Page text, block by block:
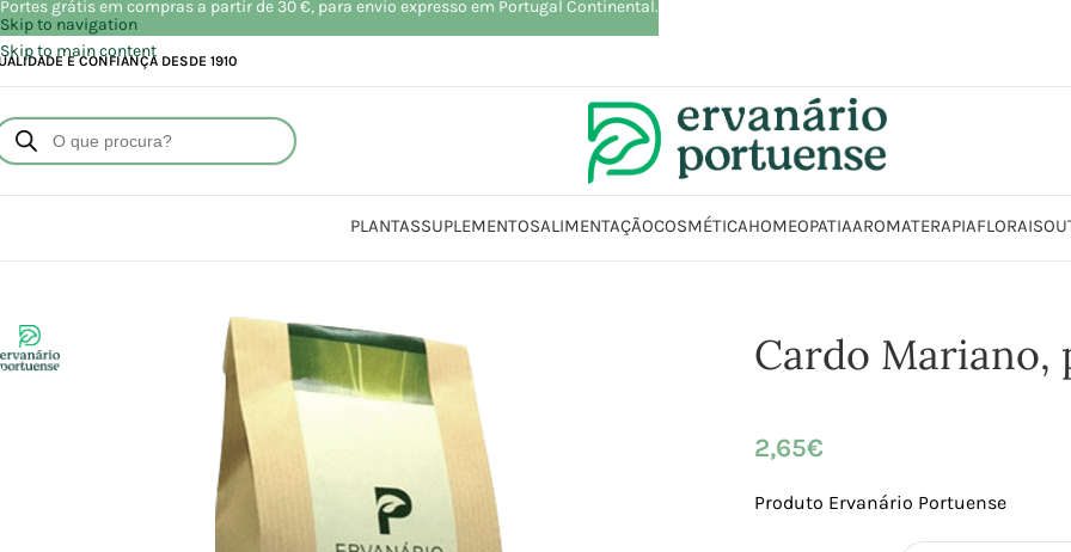
Skip to navigation
Skip to main content
E CONFIANÇA DESDE 1910
PLANTASSUPLEMENTOSALIMENTAÇÃOCOSMÉTICAHOMEOPATIAAROMATERAPIAFLORAIS
Cardo Mariano,
2,65€
Produto Ervanário Portuense
Portes grátis em compras a partir de 30 €, para envio expresso em Portugal Continental.